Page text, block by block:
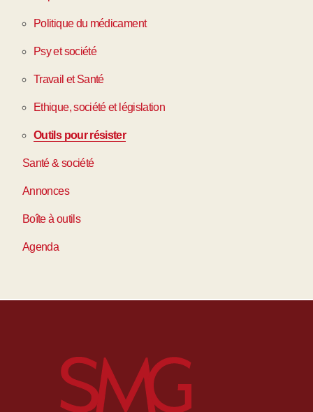
Politique du médicament
Psy et société
Travail et Santé
Ethique, société et législation
Outils pour résister
Santé & société
Annonces
Boîte à outils
Agenda